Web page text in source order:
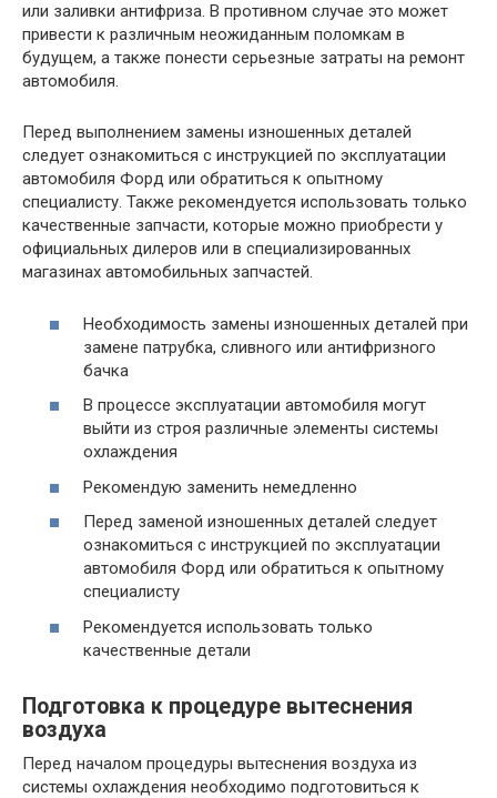
или заливки антифриза. В противном случае это может
привести к различным неожиданным поломкам в
будущем, а также понести серьезные затраты на ремонт
автомобиля.
Перед выполнением замены изношенных деталей
следует ознакомиться с инструкцией по эксплуатации
автомобиля Форд или обратиться к опытному
специалисту. Также рекомендуется использовать только
качественные запчасти, которые можно приобрести у
официальных дилеров или в специализированных
магазинах автомобильных запчастей.
Необходимость замены изношенных деталей при
замене патрубка, сливного или антифризного
бачка
В процессе эксплуатации автомобиля могут
выйти из строя различные элементы системы
охлаждения
Рекомендую заменить немедленно
Перед заменой изношенных деталей следует
ознакомиться с инструкцией по эксплуатации
автомобиля Форд или обратиться к опытному
специалисту
Рекомендуется использовать только
качественные детали
Подготовка к процедуре вытеснения
воздуха
Перед началом процедуры вытеснения воздуха из
системы охлаждения необходимо подготовиться к